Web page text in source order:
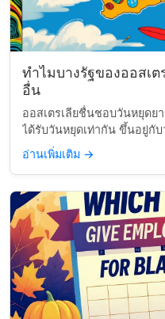
ทำไมบางรัฐของออสเ
อื่น
ออสเตรเลียชื่นชอบวันหยุดย
ได้รับวันหยุดเท่ากัน ขึ้นอยู่กั
อ่านเพิ่มเติม →